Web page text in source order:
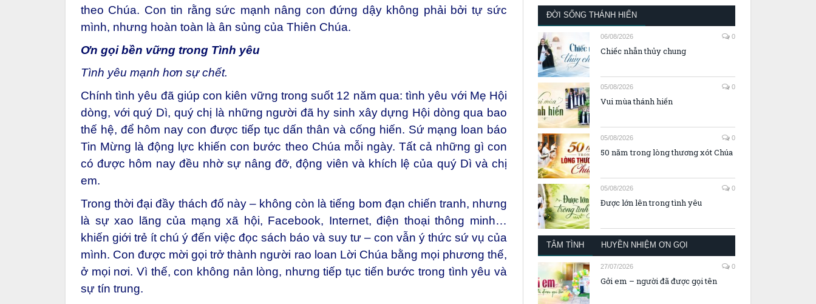
theo Chúa. Con tin rằng sức mạnh nâng con đứng dậy không phải bởi tự sức
mình, nhưng hoàn toàn là ân sủng của Thiên Chúa.
Ơn gọi bền vững trong Tình yêu
Tình yêu mạnh hơn sự chết.
Chính tình yêu đã giúp con kiên vững trong suốt 12 năm qua: tình yêu với Mẹ Hội
dòng, với quý Dì, quý chị là những người đã hy sinh xây dựng Hội dòng qua bao
thế hệ, để hôm nay con được tiếp tục dấn thân và cống hiến. Sứ mạng loan báo
Tin Mừng là động lực khiến con bước theo Chúa mỗi ngày. Tất cả những gì con
có được hôm nay đều nhờ sự nâng đỡ, động viên và khích lệ của quý Dì và chị
em.
Trong thời đại đầy thách đố này – không còn là tiếng bom đạn chiến tranh, nhưng
là sự xao lãng của mạng xã hội, Facebook, Internet, điện thoại thông minh…
khiến giới trẻ ít chú ý đến việc đọc sách báo và suy tư – con vẫn ý thức sứ vụ của
mình. Con được mời gọi trở thành người rao loan Lời Chúa bằng mọi phương thế,
ở mọi nơi. Vì thế, con không nản lòng, nhưng tiếp tục tiến bước trong tình yêu và
sự tín trung.
ĐỜI SỐNG THÁNH HIẾN
06/08/2026 0
Chiếc nhẫn thủy chung
05/08/2026 0
Vui mùa thánh hiến
05/08/2026 0
50 năm trong lòng thương xót Chúa
05/08/2026 0
Được lớn lên trong tình yêu
TÂM TÌNH HUYỀN NHIỆM ƠN GỌI
27/07/2026 0
Gởi em – người đã được gọi tên